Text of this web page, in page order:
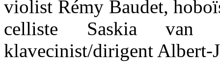
violist Rémy Baudet,
celliste Saskia
klavecinist/dirigent Albert-